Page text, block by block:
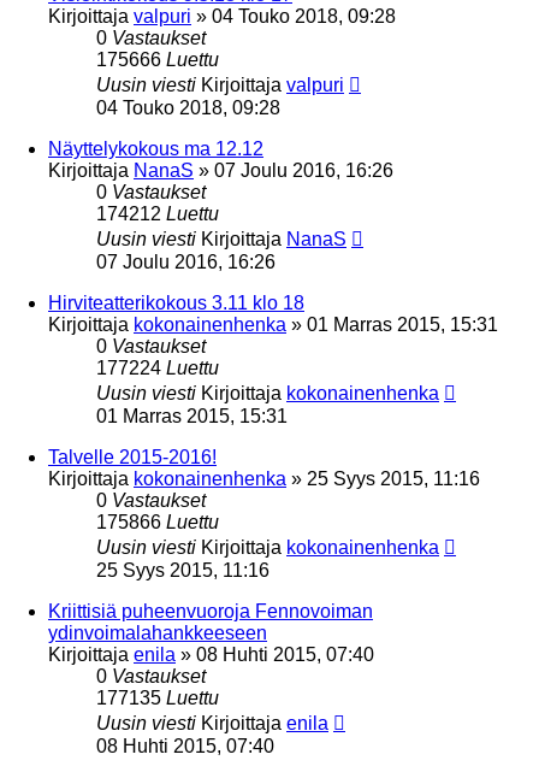
Kirjoittaja valpuri » 04 Touko 2018, 09:28
0 Vastaukset
175666 Luettu
Uusin viesti Kirjoittaja valpuri
04 Touko 2018, 09:28
Näyttelykokous ma 12.12
Kirjoittaja NanaS » 07 Joulu 2016, 16:26
0 Vastaukset
174212 Luettu
Uusin viesti Kirjoittaja NanaS
07 Joulu 2016, 16:26
Hirviteatterikokous 3.11 klo 18
Kirjoittaja kokonainenhenka » 01 Marras 2015, 15:31
0 Vastaukset
177224 Luettu
Uusin viesti Kirjoittaja kokonainenhenka
01 Marras 2015, 15:31
Talvelle 2015-2016!
Kirjoittaja kokonainenhenka » 25 Syys 2015, 11:16
0 Vastaukset
175866 Luettu
Uusin viesti Kirjoittaja kokonainenhenka
25 Syys 2015, 11:16
Kriittisiä puheenvuoroja Fennovoiman
ydinvoimalahankkeeseen
Kirjoittaja enila » 08 Huhti 2015, 07:40
0 Vastaukset
177135 Luettu
Uusin viesti Kirjoittaja enila
08 Huhti 2015, 07:40